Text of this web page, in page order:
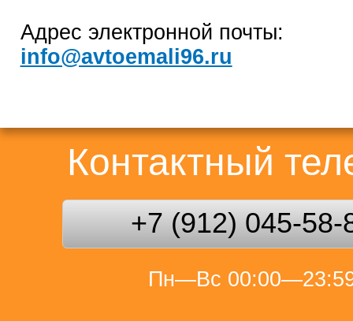
Адрес электронной почты:
info@avtoemali96.ru
Контактный
+7 (912) 045-58-
Пн—Вс